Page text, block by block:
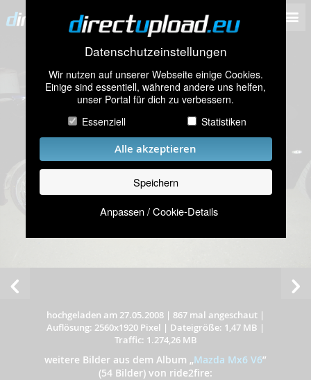
Datenschutzeinstellungen
Wir nutzen auf unserer Webseite einige Cookies.
Einige sind essentiell, während andere uns helfen,
unser Portal für dich zu verbessern.
Essenziell
Statistiken
Alle akzeptieren
Speichern
Anpassen / Cookie-Details
hochgeladen am 27.05.2008 | 867 mal angeschaut |
Auflösung: 2560x1920 Pixel | Dateigröße: 1,47 MB |
Traffic: 1.274,26 MB
weitere Bilder aus dem Album „Mazda Mx6 V6”
(54 Bilder) von ride2fire: